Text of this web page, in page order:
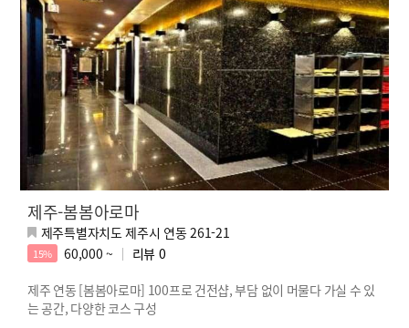
제주-봄봄아로마
제주특별자치도 제주시 연동 261-21
15% 60,000 ~ 리뷰 0
제주 연동 [봄봄아로마] 100프로 건전샵, 부담 없이 머물다 가실 수 있
는 공간, 다양한 코스 구성